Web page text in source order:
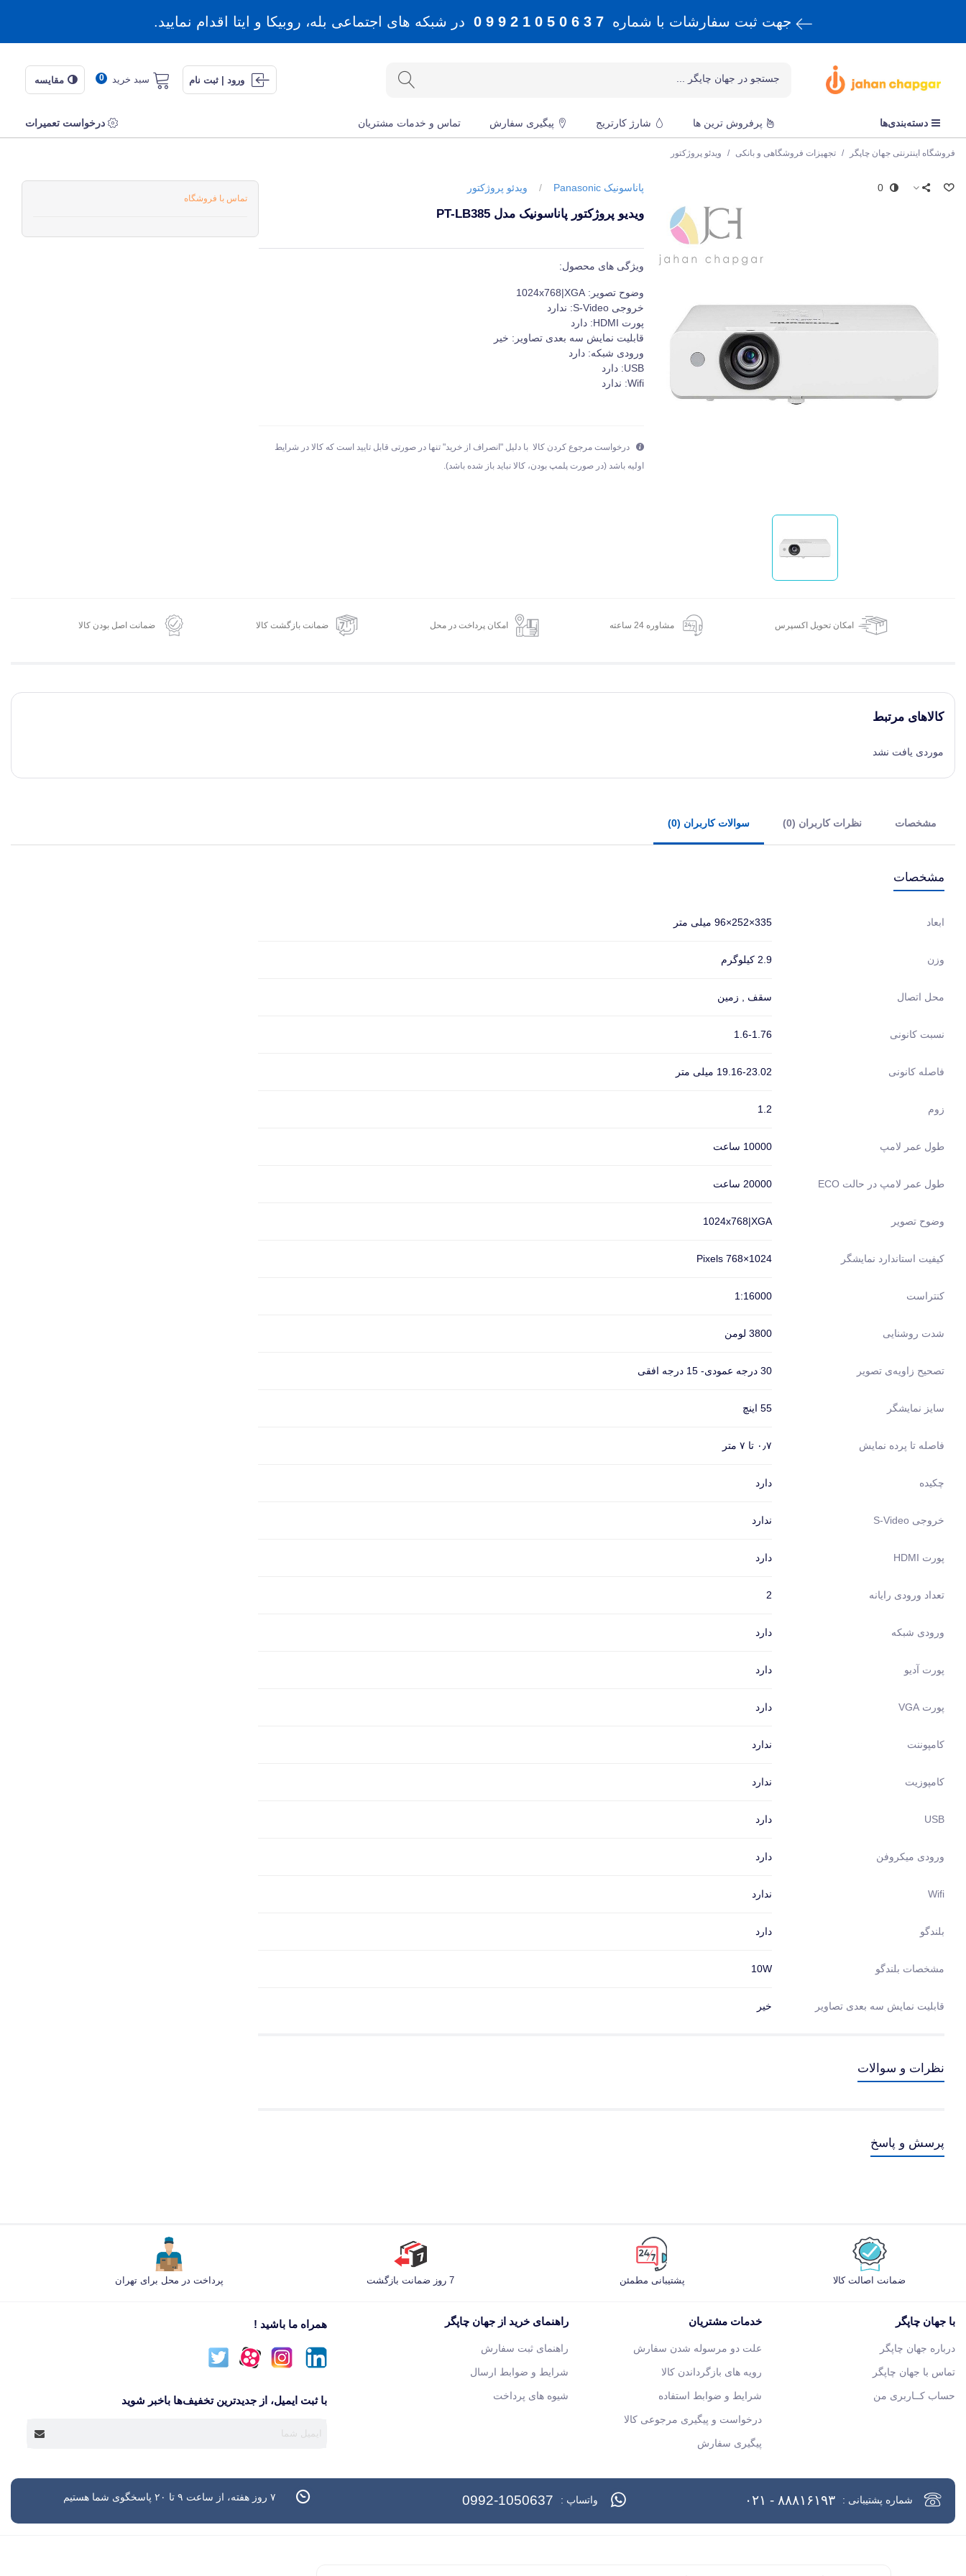
جهت ثبت سفارشات با شماره 7 3 6 0 5 0 1 2 9 9 0 در شبکه های اجتماعی بله، روبیکا و ایتا اقدام نمایید.
ورود | ثبت نام 0 سبد خرید مقایسه
دسته‌بندی‌ها پرفروش ترین ها شارژ کارتریج پیگیری سفارش تماس و خدمات مشتریان درخواست تعمیرات
فروشگاه اینترنتی جهان چاپگر / تجهیزات فروشگاهی و بانکی / ویدئو پروژکتور
0 پاناسونیک Panasonic / ویدئو پروژکتور
ویدیو پروژکتور پاناسونیک مدل PT-LB385
ویژگی های محصول:
وضوح تصویر: 1024x768|XGA
خروجی S-Video:
ندارد
پورت HDMI:
دارد
قابلیت نمایش سه بعدی تصاویر: خیر
ورودی شبکه: دارد
USB: دارد
Wifi: ندارد
درخواست مرجوع کردن کالا با دلیل "انصراف از خرید" تنها در صورتی قابل تایید است که کالا در شرایط
اولیه باشد (در صورت پلمپ بودن، کالا نباید باز شده باشد).
تماس با فروشگاه
امکان تحویل اکسپرس مشاوره 24 ساعته امکان پرداخت در محل ضمانت بازگشت کالا ضمانت اصل بودن کالا
کالاهای مرتبط
موردی یافت نشد
مشخصات نظرات کاربران (0) سوالات کاربران (0)
مشخصات
ابعاد 335×252×96 میلی متر
وزن 2.9 کیلوگرم
محل اتصال سقف , زمین
نسبت کانونی 1.6-1.76
فاصله کانونی 19.16-23.02 میلی متر
زوم 1.2
طول عمر لامپ 10000 ساعت
طول عمر لامپ در حالت ECO 20000 ساعت
وضوح تصویر 1024x768|XGA
کیفیت استاندارد نمایشگر 1024×768 Pixels
کنتراست 1:16000
شدت روشنایی 3800 لومن
تصحیح زاویه‌ی تصویر 30 درجه عمودی- 15 درجه افقی
سایز نمایشگر 55 اینچ
فاصله تا پرده نمایش ۰٫۷ تا ۷ متر
چکیده دارد
خروجی S-Video ندارد
پورت HDMI دارد
تعداد ورودی رایانه 2
ورودی شبکه دارد
پورت آدیو دارد
پورت VGA دارد
کامپوننت ندارد
کامپوزیت ندارد
USB دارد
ورودی میکروفن دارد
Wifi ندارد
بلندگو دارد
مشخصات بلندگو 10W
قابلیت نمایش سه بعدی تصاویر خیر
نظرات و سوالات
پرسش و پاسخ
ضمانت اصالت کالا پشتیبانی مطمئن 7 روز ضمانت بازگشت پرداخت در محل برای تهران
با جهان چاپگر
درباره جهان چاپگر
تماس با جهان چاپگر
حساب کــاربری من
خدمات مشتریان
علت دو مرسوله شدن سفارش
رویه های بازگرداندن کالا
شرایط و ضوابط استفاده
درخواست و پیگیری مرجوعی کالا
پیگیری سفارش
راهنمای خرید از جهان چاپگر
راهنمای ثبت سفارش
شرایط و ضوابط ارسال
شیوه های پرداخت
همراه ما باشید !
با ثبت ایمیل، از جدید‌ترین تخفیف‌ها با‌خبر شوید
شماره پشتیبانی : ۸۸۸۱۶۱۹۳ - ۰۲۱ واتساپ : 0992-1050637 ۷ روز هفته، از ساعت ۹ تا ۲۰ پاسخگوی شما هستیم